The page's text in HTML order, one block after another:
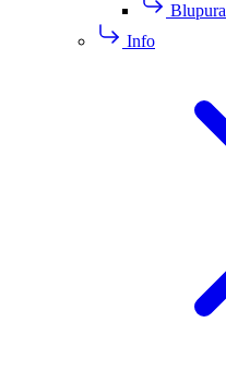
Blupura
Info